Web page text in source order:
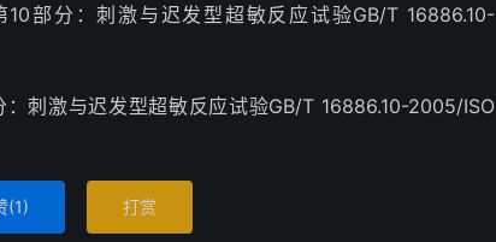
部分：刺激与迟发型超敏反应试验GB/T 16886.10-
刺激与迟发型超敏反应试验GB/T 16886.10-2005/ISO
(1) 打赏